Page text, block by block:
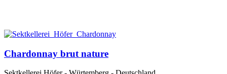
Chardonnay brut nature